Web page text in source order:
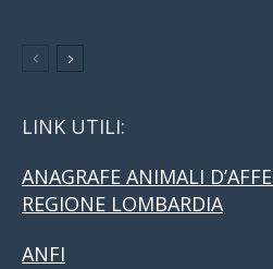
LINK UTILI:
ANAGRAFE ANIMALI
REGIONE LOMBARDIA
ANFI